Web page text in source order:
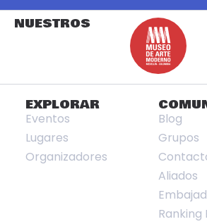
NUESTROS
EXPLORAR
Eventos
Lugares
Organizadores
Blog
Grupos
Aliados